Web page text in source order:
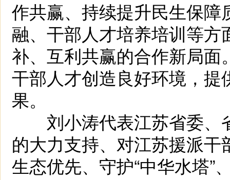
作共赢、持续提升民生保
融、干部人才培养培训等
补、互利共赢的合作新局
干部人才创造良好环境，
果。
刘小涛代表江苏省委、
的大力支持、对江苏援派
生态优先、守护“中华水塔”